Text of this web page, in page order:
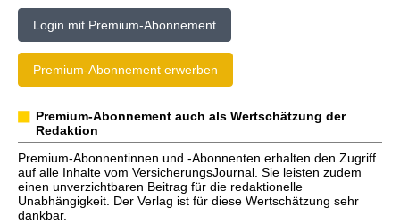
Login mit Premium-Abonnement
Premium-Abonnement erwerben
Premium-Abonnement auch als Wertschätzung der
Redaktion
Premium-Abonnentinnen und -Abonnenten erhalten den Zugriff
auf alle Inhalte vom VersicherungsJournal. Sie leisten zudem
einen unverzichtbaren Beitrag für die redaktionelle
Unabhängigkeit. Der Verlag ist für diese Wertschätzung sehr
dankbar.